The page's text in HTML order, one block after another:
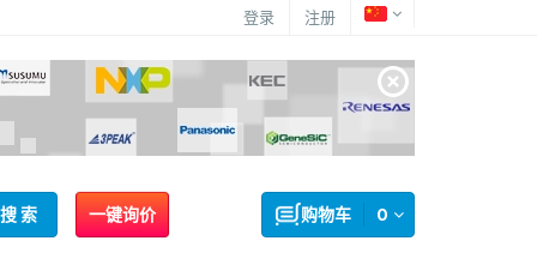
登录 注册
一键询价 0
购物车
搜 索